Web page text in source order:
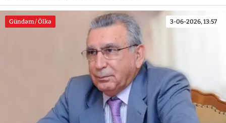
Gündəm / Ölkə 3-06-2026, 13:57